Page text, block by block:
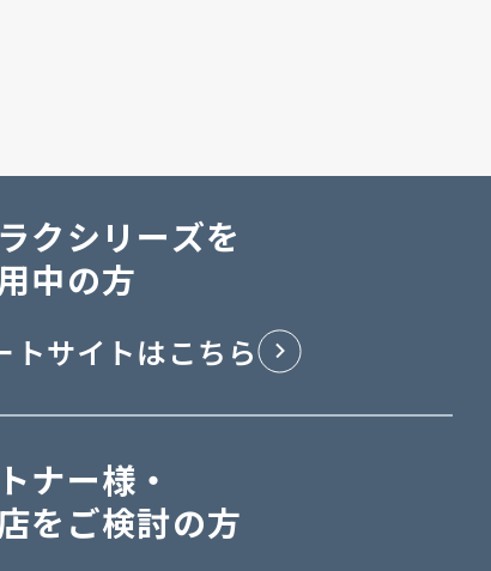
クシリーズを
中の方
トサイトはこちら
ナー様・
をご検討の方